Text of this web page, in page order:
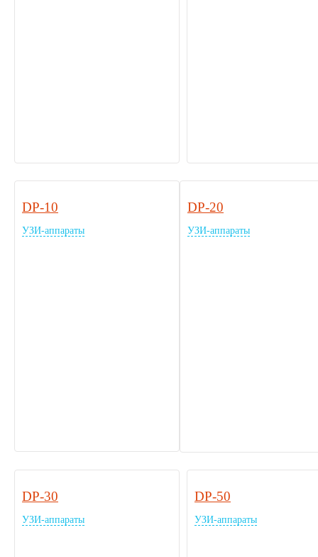
DP-10
УЗИ-аппараты
DP-20
УЗИ-аппараты
DP-30
УЗИ-аппараты
DP-50
УЗИ-аппараты